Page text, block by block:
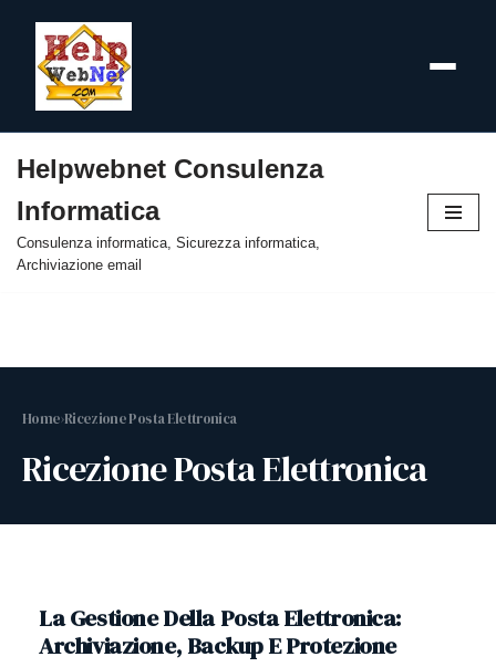
al
contenuto
Helpwebnet Consulenza
Informatica
Consulenza informatica, Sicurezza informatica,
Archiviazione email
Home›Ricezione Posta Elettronica
Ricezione Posta Elettronica
La Gestione Della Posta Elettronica:
Archiviazione, Backup E Protezione